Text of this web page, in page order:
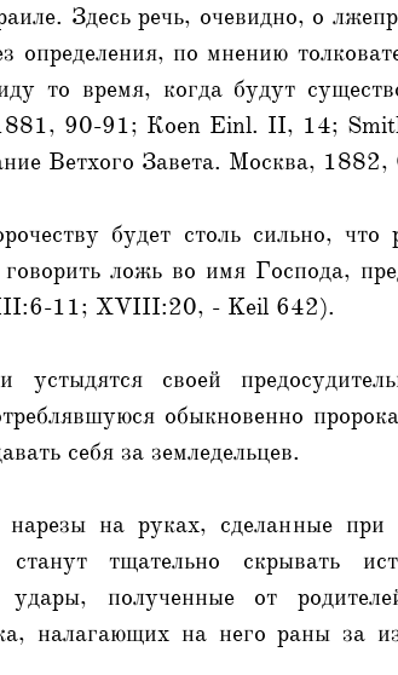
Здесь речь, очевидно, о
по мнению
то время, когда будут
90-91; Коеn Einl. II, 14;
Ветхого Завета. Москва,
будет столь сильно, что
ложь во имя Господа,
11; XVIII:20, - Keil 642).
своей
обыкновенно
себя за земледельцев.
на руках, сделанные при
тщательно скрывать
удары, полученные от
налагающих на него раны за